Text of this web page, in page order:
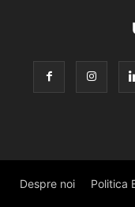
Despre noi Politica